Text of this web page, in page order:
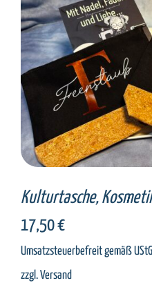
SELECT
Kulturtasche,
17,50€
Umsatzsteuerbefreit gemäß
zzgl.Versand